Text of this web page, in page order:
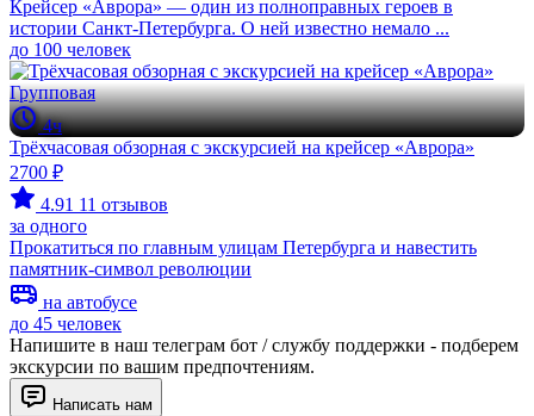
Крейсер «Аврора» — один из полноправных героев в
истории Санкт-Петербурга. О ней известно немало ...
до 100 человек
Групповая
4ч
Трёхчасовая обзорная с экскурсией на крейсер «Аврора»
2700 ₽
4.91 11 отзывов
за одного
Прокатиться по главным улицам Петербурга и навестить
памятник-символ революции
на автобусе
до 45 человек
Напишите в наш телеграм бот / службу поддержки - подберем
экскурсии по вашим предпочтениям.
Написать нам